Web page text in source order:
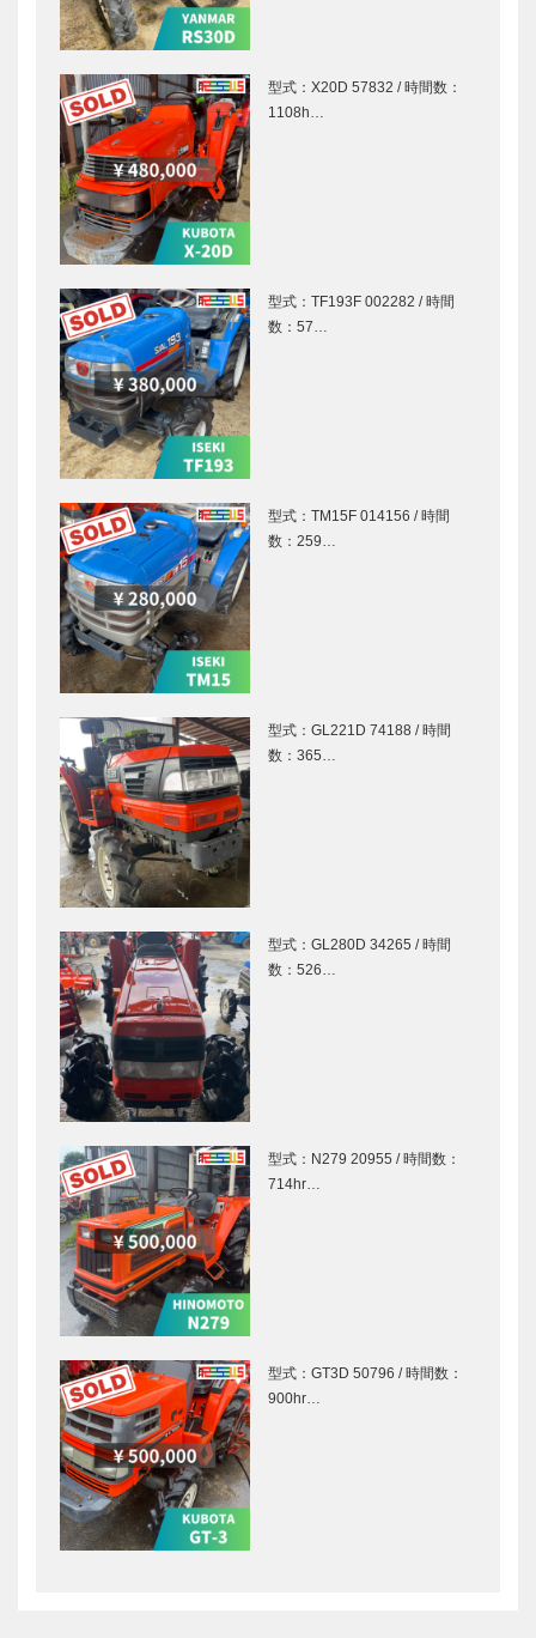
型式：X20D 57832 / 時間数：
1108h…
型式：TF193F 002282 / 時間
数：57…
型式：TM15F 014156 / 時間
数：259…
型式：GL221D 74188 / 時間
数：365…
型式：GL280D 34265 / 時間
数：526…
型式：N279 20955 / 時間数：
714hr…
型式：GT3D 50796 / 時間数：
900hr…